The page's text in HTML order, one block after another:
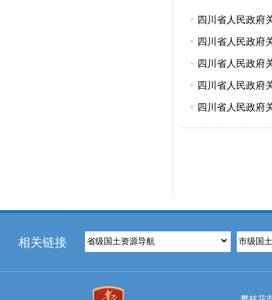
四川省人民政府
四川省人民政府
四川省人民政府
四川省人民政府
四川省人民政府
相关链接